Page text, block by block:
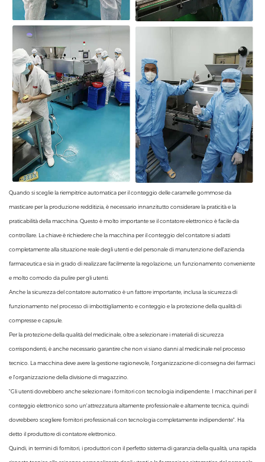
Quando si sceglie la riempitrice automatica per il conteggio delle caramelle gommose da
masticare per la produzione redditizia, è necessario innanzitutto considerare la praticità e la
praticabilità della macchina. Questo è molto importante se il contatore elettronico è facile da
controllare. La chiave è richiedere che la macchina per il conteggio del contatore si adatti
completamente alla situazione reale degli utenti e del personale di manutenzione dell'azienda
farmaceutica e sia in grado di realizzare facilmente la regolazione, un funzionamento conveniente
e molto comodo da pulire per gli utenti.
Anche la sicurezza del contatore automatico è un fattore importante, inclusa la sicurezza di
funzionamento nel processo di imbottigliamento e conteggio e la protezione della qualità di
compresse e capsule.
Per la protezione della qualità del medicinale, oltre a selezionare i materiali di sicurezza
corrispondenti, è anche necessario garantire che non vi siano danni al medicinale nel processo
tecnico. La macchina deve avere la gestione ragionevole, l'organizzazione di consegna dei farmaci
e l'organizzazione della divisione di magazzino.
"Gli utenti dovrebbero anche selezionare i fornitori con tecnologia indipendente. I macchinari per il
conteggio elettronico sono un'attrezzatura altamente professionale e altamente tecnica, quindi
dovrebbero scegliere fornitori professionali con tecnologia completamente indipendente". Ha
detto il produttore di contatore elettronico.
Quindi, in termini di fornitori, i produttori con il perfetto sistema di garanzia della qualità, una rapida